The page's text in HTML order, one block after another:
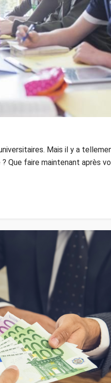
Mais il y a
Que faire maintenant après